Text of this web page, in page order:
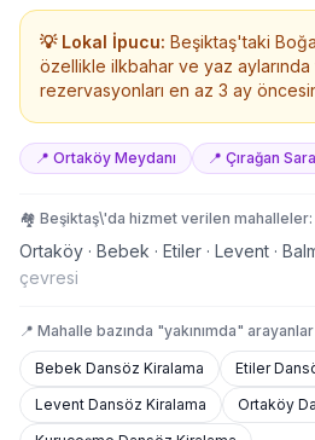
💡 Lokal İpucu: Beşiktaş'taki
özellikle ilkbahar ve yaz
rezervasyonları en az 3 ay
📍 Ortaköy Meydanı 📍 Çırağan
🏘️ Beşiktaş\'da hizmet verilen mahalleler:
Ortaköy · Bebek · Etiler · Levent ·
çevresi
📍 Mahalle bazında "yakınımda"
Bebek Dansöz Kiralama Etiler
Levent Dansöz Kiralama Ortaköy